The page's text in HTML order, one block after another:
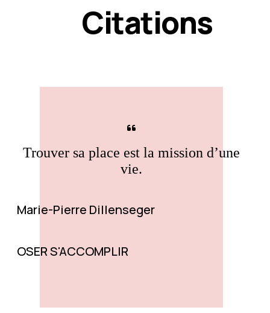
Citations
Trouver sa place est la mission d’une
vie.
Marie-Pierre Dillenseger
OSER S'ACCOMPLIR